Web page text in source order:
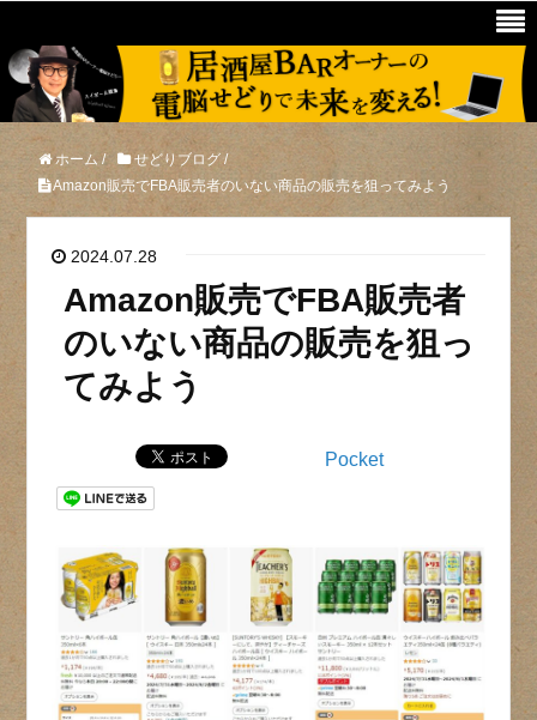
ホーム / せどりブログ/
Amazon販売でFBA販売者のいない商品の販売を狙ってみよう
2024.07.28
Amazon販売でFBA販売者
のいない商品の販売を狙っ
てみよう
Pocket